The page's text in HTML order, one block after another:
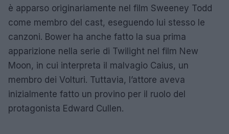
è apparso originariamente nel film Sweeney Todd
come membro del cast, eseguendo lui stesso le
canzoni. Bower ha anche fatto la sua prima
apparizione nella serie di Twilight nel film New
Moon, in cui interpreta il malvagio Caius, un
membro dei Volturi. Tuttavia, l’attore aveva
inizialmente fatto un provino per il ruolo del
protagonista Edward Cullen.